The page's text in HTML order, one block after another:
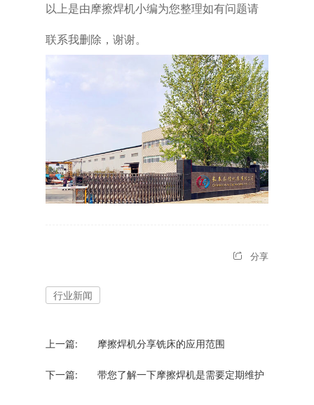
以上是由摩擦焊机小编为您整理如有问题请
联系我删除，谢谢。
分享
行业新闻
上一篇: 摩擦焊机分享铣床的应用范围
下一篇: 带您了解一下摩擦焊机是需要定期维护